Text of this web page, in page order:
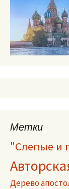
Метки
"Слепые и
Дерево